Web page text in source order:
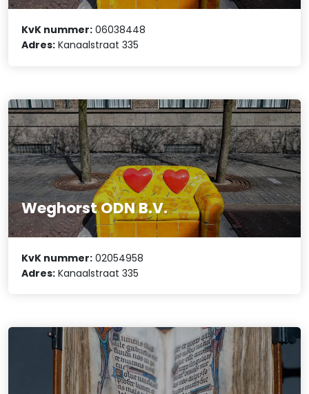
KvK nummer: 06038448
Adres: Kanaalstraat 335
Weghorst ODN B.V.
KvK nummer: 02054958
Adres: Kanaalstraat 335